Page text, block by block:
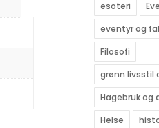
esoteri
eventyr og
Filosofi
grønn livsstil
Hagebruk og
Helse